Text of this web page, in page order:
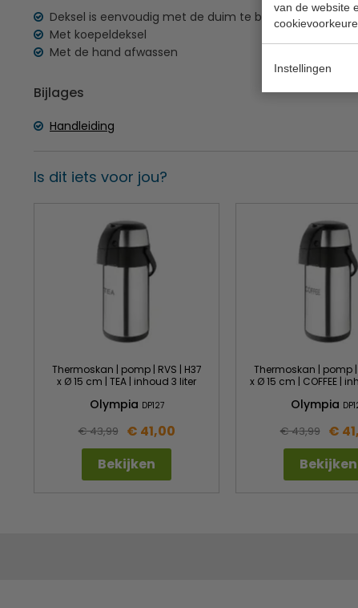
van de website
Instellingen
Deksel is eenvoudig met de duim te bedienen
Met koepeldeksel
Met de hand afwassen
Bijlages
Handleiding
Is dit iets voor jou?
Thermoskan | pomp | RVS | H37
x Ø 15 cm | TEA | inhoud 3 liter
Olympia DP127
€ 43,99
€ 41,00
Bekijken
Thermoskan | pomp |
x Ø 15 cm | COFFEE |
Olympia
€ 43,99
€
Bekijken